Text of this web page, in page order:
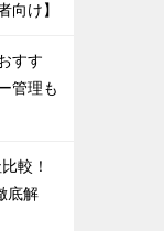
向け】
すす
管理も
較！
底解